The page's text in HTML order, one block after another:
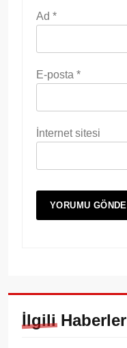
Ad *
E-posta *
İnternet sitesi
İlgili Haberler